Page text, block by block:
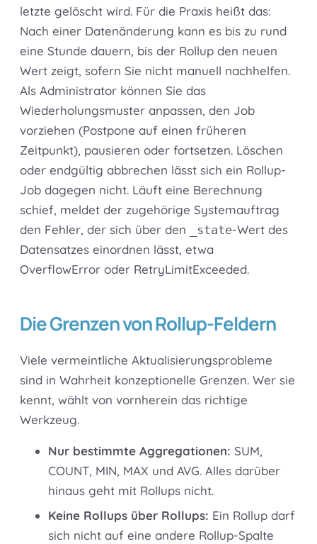
letzte gelöscht wird. Für die Praxis heißt das:
Nach einer Datenänderung kann es bis zu rund
eine Stunde dauern, bis der Rollup den neuen
Wert zeigt, sofern Sie nicht manuell nachhelfen.
Als Administrator können Sie das
Wiederholungsmuster anpassen, den Job
vorziehen (Postpone auf einen früheren
Zeitpunkt), pausieren oder fortsetzen. Löschen
oder endgültig abbrechen lässt sich ein Rollup-
Job dagegen nicht. Läuft eine Berechnung
schief, meldet der zugehörige Systemauftrag
den Fehler, der sich über den
_state-Wert des
Datensatzes einordnen lässt, etwa
OverflowError oder RetryLimitExceeded.
Die Grenzen von Rollup-Feldern
Viele vermeintliche Aktualisierungsprobleme
sind in Wahrheit konzeptionelle Grenzen. Wer sie
kennt, wählt von vornherein das richtige
Werkzeug.
Nur bestimmte Aggregationen: SUM,
COUNT, MIN, MAX und AVG. Alles darüber
hinaus geht mit Rollups nicht.
Keine Rollups über Rollups: Ein Rollup darf
sich nicht auf eine andere Rollup-Spalte